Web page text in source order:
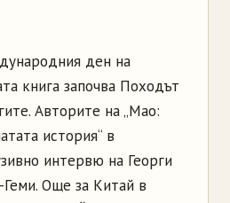
ден на
книга започва Походът
Авторите на „Мао:
история“ в
интервю на Георги
Още за Китай в